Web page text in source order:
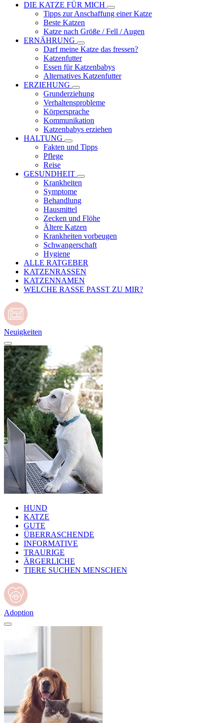
DIE KATZE FÜR MICH
Tipps zur Anschaffung einer Katze
Beste Katzen
Katze nach Größe / Fell / Augen
ERNÄHRUNG
Darf meine Katze das fressen?
Katzenfutter
Essen für Katzenbabys
Alternatives Katzenfutter
ERZIEHUNG
Grunderziehung
Verhaltensprobleme
Körpersprache
Kommunikation
Katzenbabys erziehen
HALTUNG
Fakten und Tipps
Pflege
Reise
GESUNDHEIT
Krankheiten
Symptome
Behandlung
Hausmittel
Zecken und Flöhe
Ältere Katzen
Krankheiten vorbeugen
Schwangerschaft
Hygiene
ALLE RATGEBER
KATZENRASSEN
KATZENNAMEN
WELCHE RASSE PASST ZU MIR?
Neuigkeiten
HUND
KATZE
GUTE
ÜBERRASCHENDE
INFORMATIVE
TRAURIGE
ÄRGERLICHE
TIERE SUCHEN MENSCHEN
Adoption